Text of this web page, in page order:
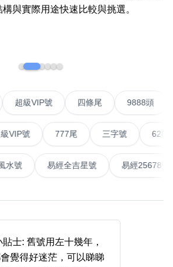
無7無8 無9
777尾 9字頭 6字頭
無4字
上 生天延 全吉星(全號)
與實際用途快速比較與挑選。
門號 超級VIP號 四條尾
777尾 三字號 6288頭
精選風水號 易經全吉星號 易
士: 舊號用左十幾年，
覺得好迷茫，可以睇睇